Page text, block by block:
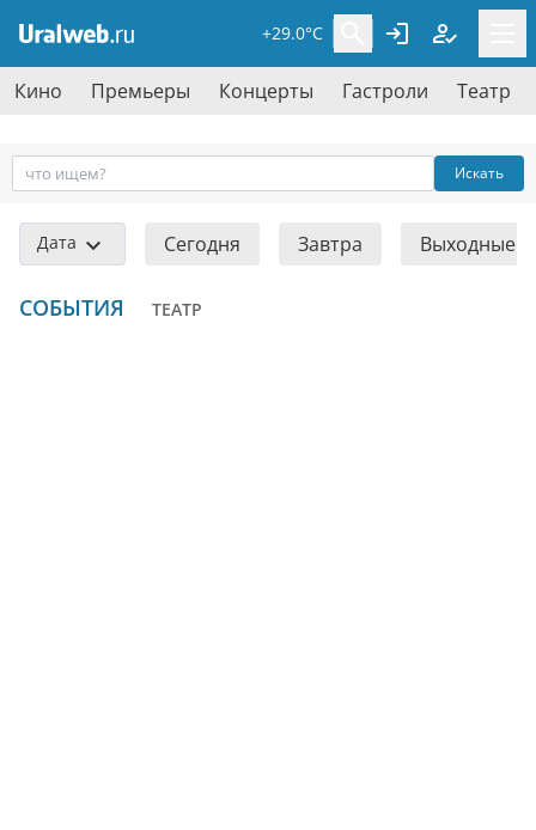
+29.0°C
Кино Премьеры Концерты Гастроли Театр
Искать
Дата Сегодня Завтра Выходные
СОБЫТИЯ ТЕАТР